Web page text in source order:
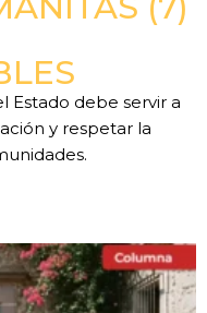
Estado debe servir a
y respetar la